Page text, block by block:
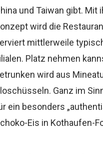
und Taiwan gibt.
wird die
mittlerweile
Platz nehmen
wird aus
Ganz im
ein besonders
Eis in Kothaufen-